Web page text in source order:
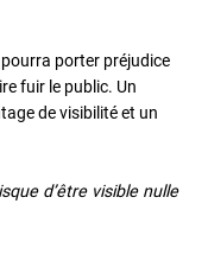
porter préjudice
fuir le public. Un
de visibilité et un
d’être visible nulle